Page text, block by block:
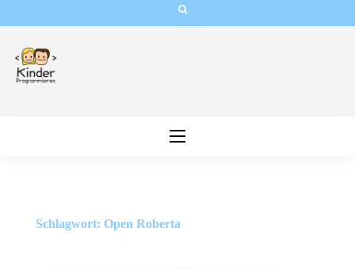
content
Schlagwort: Open Roberta